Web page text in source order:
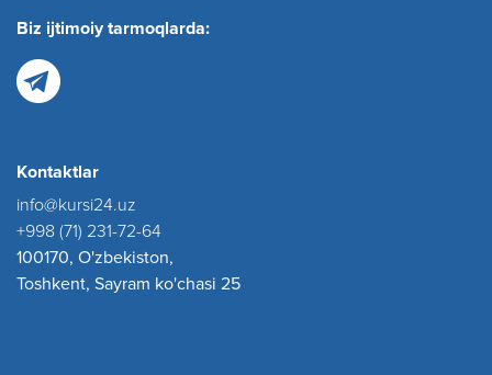
Biz ijtimoiy tarmoqlarda:
Kontaktlar
info@kursi24.uz
+998 (71) 231-72-64
100170, O'zbekiston,
Toshkent, Sayram ko'chasi 25